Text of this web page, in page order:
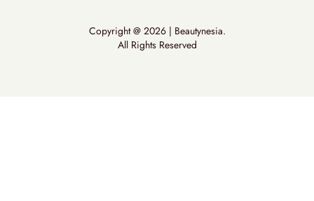
Copyright @ 2026 | Beautynesia.
All Rights Reserved